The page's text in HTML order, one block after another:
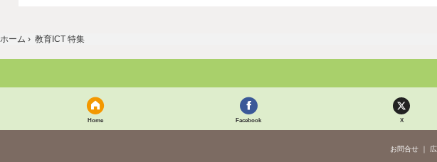
ホーム › 教育ICT 特集
Home Facebook X
お問合せ